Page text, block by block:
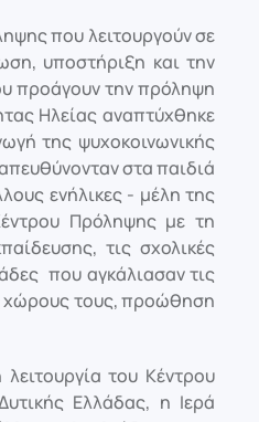
που λειτουργούν σε
υποστήριξη και την
προάγουν την πρόληψη
Ηλείας αναπτύχθηκε
της ψυχοκοινωνικής
στα παιδιά
ενήλικες - μέλη της
Πρόληψης με τη
τις σχολικές
που αγκάλιασαν τις
χώρους τους, προώθηση
του Κέντρου
Ελλάδας, η Ιερά